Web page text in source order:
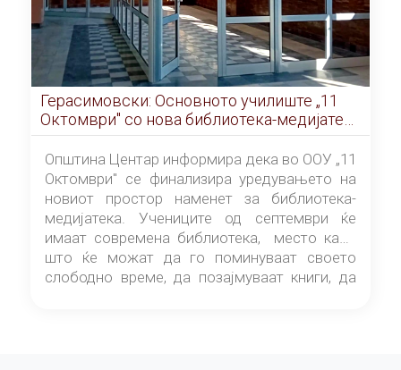
Герасимовски: Основното училиште „11
Октомври" со нова библиотека-медијатека
од септември
Општина Центар информира дека во ООУ „11
Октомври" се финализира уредувањето на
новиот простор наменет за библиотека-
медијатека. Учениците од септември ќе
имаат современа библиотека, место каде
што ќе можат да го поминуваат своето
слободно време, да позајмуваат книги, да